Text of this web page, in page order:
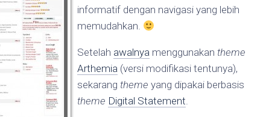
informatif dengan navigasi yang lebih
memudahkan.
Setelah awalnya menggunakan theme
Arthemia (versi modifikasi tentunya),
sekarang theme yang dipakai berbasis
theme Digital Statement.